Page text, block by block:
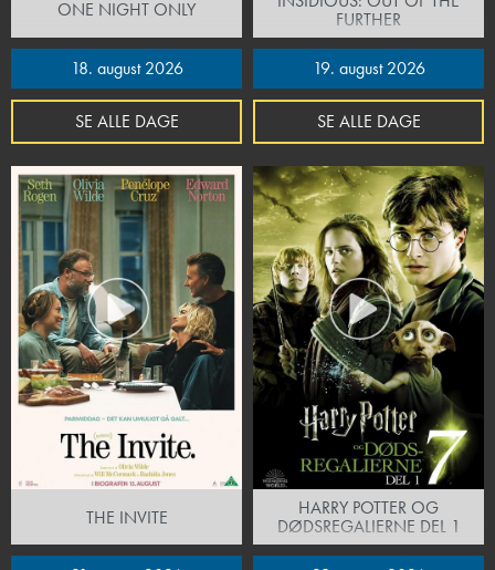
ONE NIGHT ONLY
18. august 2026
SE ALLE DAGE
FURTHER
19. august 2026
SE ALLE DAGE
THE INVITE
HARRY POTTER OG
DØDSREGALIERNE DEL 1